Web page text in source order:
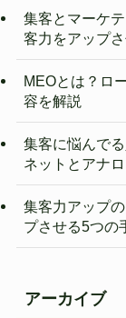
集客とマーケ
客力をアップ
MEOとは？ロ
容を解説
集客に悩んで
ネットとアナ
集客力アップ
プさせる5つの
アーカイブ